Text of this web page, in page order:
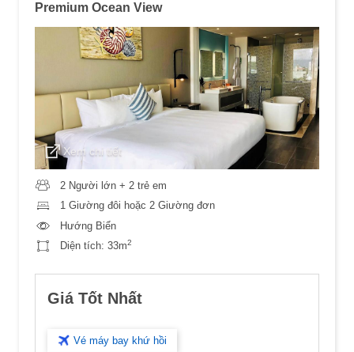
Premium Ocean View
Xem chi tiết
2 Người lớn + 2 trẻ em
1 Giường đôi hoặc 2 Giường đơn
Hướng Biển
Diện tích: 33m2
Giá Tốt Nhất
Vé máy bay khứ hồi